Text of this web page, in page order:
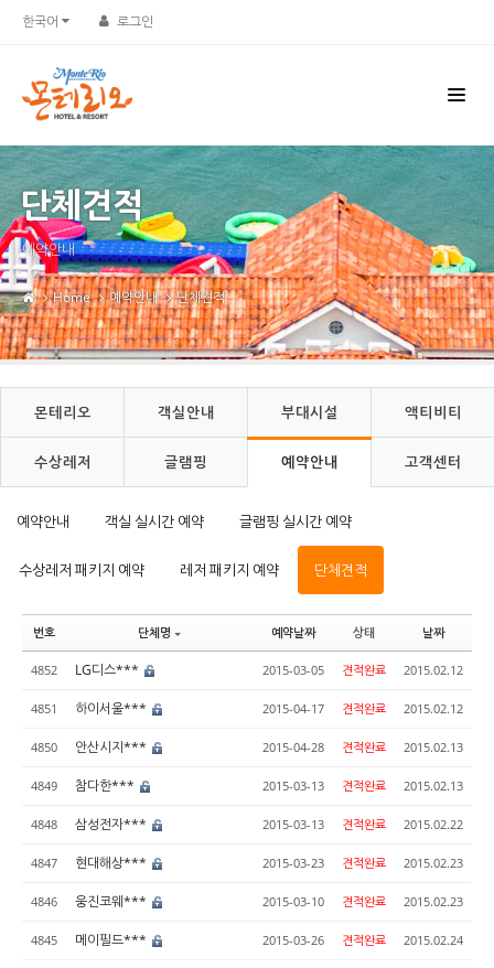
한국어 로그인
단체견적
예약안내
Home 예약안내 단체견적
몬테리오 객실안내 부대시설 액티비티
수상레저 글램핑 예약안내 고객센터
예약안내 객실 실시간 예약 글램핑 실시간 예약
수상레저 패키지 예약 레저 패키지 예약 단체견적
번호 단체명 예약날짜 상태 날짜
4852 LG디스*** 2015-03-05 견적완료 2015.02.12
4851 하이서울*** 2015-04-17 견적완료 2015.02.12
4850 안산시지*** 2015-04-28 견적완료 2015.02.13
4849 참다한*** 2015-03-13 견적완료 2015.02.13
4848 삼성전자*** 2015-03-13 견적완료 2015.02.22
4847 현대해상*** 2015-03-23 견적완료 2015.02.23
4846 웅진코웨*** 2015-03-10 견적완료 2015.02.23
4845 메이필드*** 2015-03-26 견적완료 2015.02.24
Sketchbook5, 스케치북5